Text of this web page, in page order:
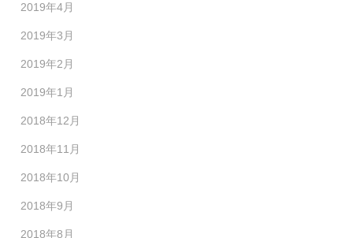
2019年4月
2019年3月
2019年2月
2019年1月
2018年12月
2018年11月
2018年10月
2018年9月
2018年8月